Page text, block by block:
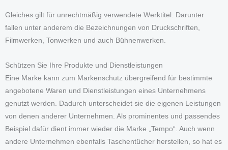
Gleiches gilt für unrechtmäßig verwendete Werktitel. Darunter
fallen unter anderem die Bezeichnungen von Druckschriften,
Filmwerken, Tonwerken und auch Bühnenwerken.
Schützen Sie Ihre Produkte und Dienstleistungen
Eine Marke kann zum Markenschutz übergreifend für bestimmte
angebotene Waren und Dienstleistungen eines Unternehmens
genutzt werden. Dadurch unterscheidet sie die eigenen Leistungen
von denen anderer Unternehmen. Als prominentes und passendes
Beispiel dafür dient immer wieder die Marke „Tempo“. Auch wenn
andere Unternehmen ebenfalls Taschentücher herstellen, so hat es